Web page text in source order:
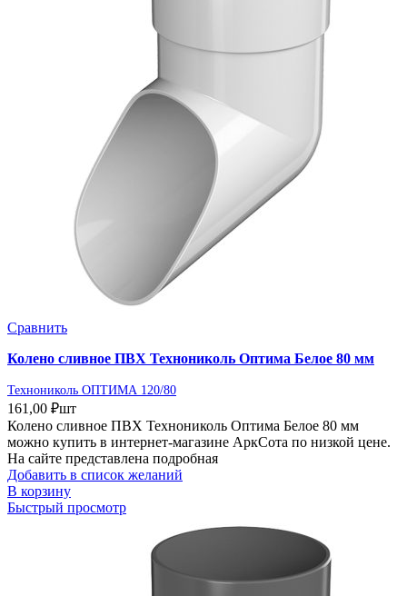
Сравнить
Колено сливное ПВХ Технониколь Оптима Белое 80 мм
Технониколь ОПТИМА 120/80
161,00 ₽шт
Колено сливное ПВХ Технониколь Оптима Белое 80 мм
можно купить в интернет-магазине АркСота по низкой цене.
На сайте представлена подробная
Добавить в список желаний
В корзину
Быстрый просмотр